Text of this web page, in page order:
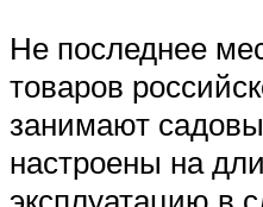
Не последнее
товаров
занимают
настроены на